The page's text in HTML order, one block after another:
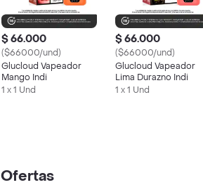
$ 66.000
($66000/und)
Glucloud Vapeador
Mango Indi
1 x 1 Und
$ 66.000
($66000/und)
Glucloud Vapeador
Lima Durazno Indi
1 x 1 Und
Ofertas